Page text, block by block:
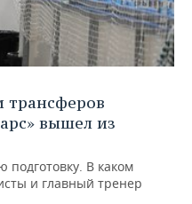
трансферов
вышел из
подготовку. В каком
и главный тренер